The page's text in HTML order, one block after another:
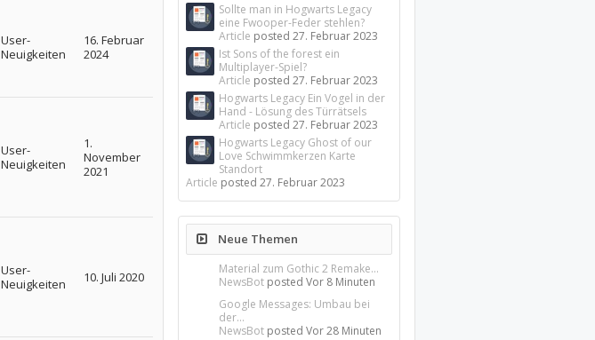
User-
Neuigkeiten
16. Februar
2024
User-
Neuigkeiten
1.
November
2021
User-
Neuigkeiten
10. Juli 2020
Sollte man in Hogwarts Legacy
eine Fwooper-Feder stehlen?
Article posted27. Februar 2023
Ist Sons of the forest ein
Multiplayer-Spiel?
Article posted27. Februar 2023
Hogwarts Legacy Ein Vogel in der
Hand - Lösung des Türrätsels
Article posted27. Februar 2023
Hogwarts Legacy Ghost of our
Love Schwimmkerzen Karte
Standort
Article posted27. Februar 2023
Neue Themen
Material zum Gothic 2 Remake...
NewsBot postedVor 8 Minuten
Google Messages: Umbau bei
der...
NewsBot postedVor 28 Minuten